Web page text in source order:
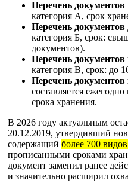
Перечень документов
категория А, срок
Перечень документов
категория Б, срок:
документов).
Перечень
категория В, срок: до
Перечень
составляется
срока хранения.
В 2026 году актуальным
20.12.2019, утвердивший
содержащий более 700
прописанными сроками
документ заменил ранее
и значительно расширил